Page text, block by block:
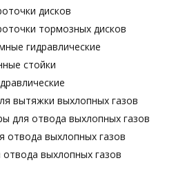
дисков
тормозных дисков
гидравлические
стойки
вытяжки выхлопных газов
для отвода выхлопных газов
отвода выхлопных газов
выхлопных газов